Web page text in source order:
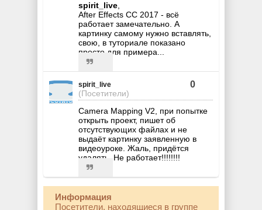
spirit_live
After Effects CC 2017 - всё
работает замечательно. А
картинку самому нужно вставлять,
свою, в туториале показано
просто для примера...
spirit_live
(Посетители)
0
Camera Mapping V2, при попытке
открыть проект, пишет об
отсутствующих файлах и не
выдаёт картинку заявленную в
видеоуроке. Жаль, придётся
удалять. Не работает!!!!!!!!
Информация
Посетители, находящиеся в группе